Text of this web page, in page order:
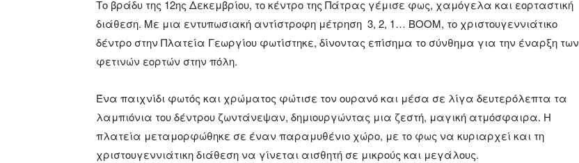
Το βράδυ της 12ης Δεκεμβρίου, το κέντρο της Πάτρας γέμισε φως, χαμόγελα και εορταστική
διάθεση. Με μια εντυπωσιακή αντίστροφη μέτρηση 3, 2, 1… BOOM, το χριστουγεννιάτικο
δέντρο στην Πλατεία Γεωργίου φωτίστηκε, δίνοντας επίσημα το σύνθημα για την έναρξη των
φετινών εορτών στην πόλη.
Ένα παιχνίδι φωτός και χρώματος φώτισε τον ουρανό και μέσα σε λίγα δευτερόλεπτα τα
λαμπιόνια του δέντρου ζωντάνεψαν, δημιουργώντας μια ζεστή, μαγική ατμόσφαιρα. Η
πλατεία μεταμορφώθηκε σε έναν παραμυθένιο χώρο, με το φως να κυριαρχεί και τη
χριστουγεννιάτικη διάθεση να γίνεται αισθητή σε μικρούς και μεγάλους.